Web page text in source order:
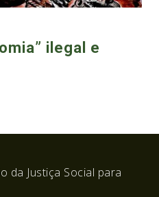
ilegal e
da Justiça Social para